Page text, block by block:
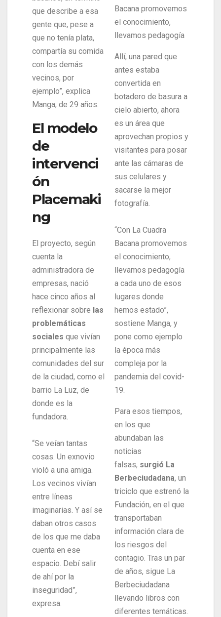
que describe a esa
gente que, pese a
que no tenía plata,
compartía su comida
con los demás
vecinos, por
ejemplo”, explica
Manga, de 29 años.
El modelo
de
intervenci
ón
Placemaki
ng
El proyecto, según
cuenta la
administradora de
empresas, nació
hace cinco años al
reflexionar sobre las
problemáticas
sociales que vivían
principalmente las
comunidades del sur
de la ciudad, como el
barrio La Luz, de
donde es la
fundadora.
“Se veían tantas
cosas. Un exnovio
violó a una amiga.
Los vecinos vivían
entre líneas
imaginarias. Y así se
daban otros casos
de los que me daba
cuenta en ese
espacio. Debí salir
de ahí por la
inseguridad”,
expresa.
Bacana promovemos
el conocimiento,
llevamos pedagogía
Allí, una pared que
antes estaba
convertida en
botadero de basura a
cielo abierto, ahora
es un área que
aprovechan propios y
visitantes para posar
ante las cámaras de
sus celulares y
sacarse la mejor
fotografía.
“Con La Cuadra
Bacana promovemos
el conocimiento,
llevamos pedagogía
a cada uno de esos
lugares donde
hemos estado”,
sostiene Manga, y
pone como ejemplo
la época más
compleja por la
pandemia del covid-
19.
Para esos tiempos,
en los que
abundaban las
noticias
falsas, surgió La
Berbeciudadana, un
triciclo que estrenó la
Fundación, en el que
transportaban
información clara de
los riesgos del
contagio. Tras un par
de años, sigue La
Berbeciudadana
llevando libros con
diferentes temáticas.